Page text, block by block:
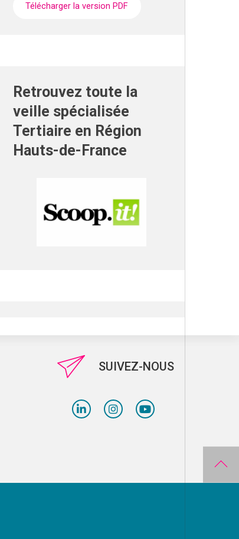
Télécharger la version PDF
Retrouvez toute la
veille spécialisée
Tertiaire en Région
Hauts-de-France
SUIVEZ-NOUS